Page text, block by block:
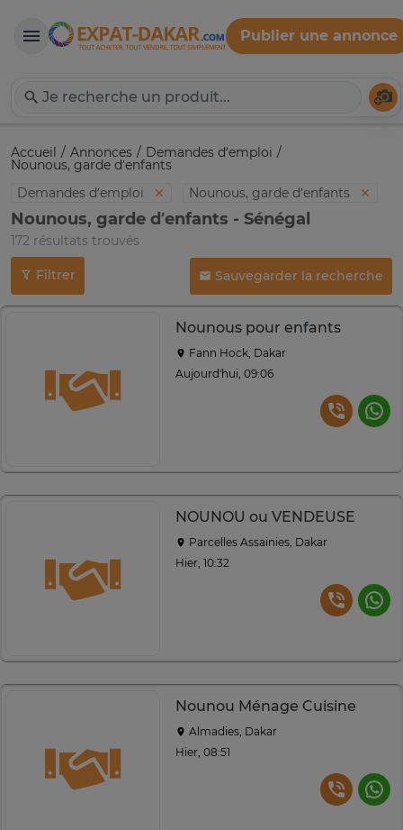
Expat-Dakar
Publier une annonce
Accueil Annonces Demandes d’emploi
Nounous, garde d’enfants
Demandes d’emploi
Nounous, garde d’enfants
Nounous, garde d’enfants - Sénégal
172 résultats trouvés
Filtrer Sauvegarder la recherche
Nounous pour enfants
Fann Hock, Dakar
Aujourd'hui, 09:06
NOUNOU ou VENDEUSE
Parcelles Assainies, Dakar
Hier, 10:32
Nounou Ménage Cuisine
Almadies, Dakar
Hier, 08:51